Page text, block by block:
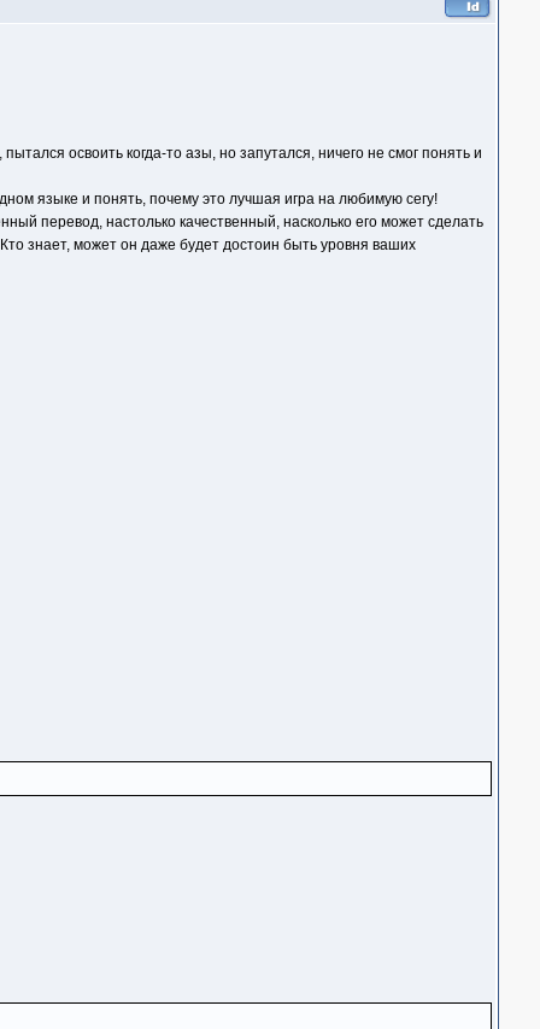
освоить когда-то азы, но запутался, ничего не смог понять и
языке и понять, почему это лучшая игра на любимую сегу!
перевод, настолько качественный, насколько его может сделать
знает, может он даже будет достоин быть уровня ваших